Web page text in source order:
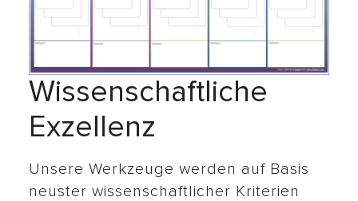
Wissenschaftliche
Exzellenz
Unsere Werkzeuge werden auf Basis
neuster wissenschaftlicher Kriterien